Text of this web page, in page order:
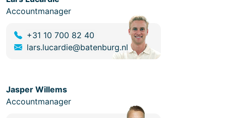
elektrische bussen.
Accountmanager
+31 10 700 82 40
lars.lucardie@batenburg.nl
Jasper Willems
Accountmanager